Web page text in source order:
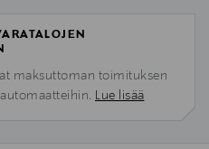
maksuttoman toimituksen
Lue lisää